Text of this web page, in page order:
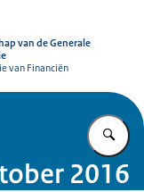
van de Generale
van Financiën
2016